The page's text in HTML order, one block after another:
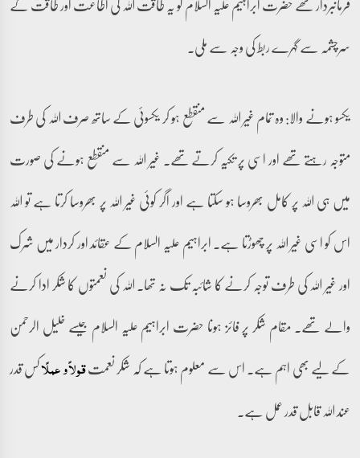
سرچشمہ سے گہرے ربط کی وجہ سے ملی۔
یکسو ہونے والا: وہ تمام غیر اللہ سے منقطع ہو کر یکسوئی کے ساتھ صرف اللہ کی طرف
متوجہ رہتے تھے اور اسی پر تکیہ کرتے تھے۔ غیر اللہ سے منقطع ہونے کی صورت
میں ہی اللہ پر کامل بھروسا ہو سکتا ہے اور اگر کوئی غیر اللہ پر بھروسا کرتا ہے تو اللہ
اس کو اسی غیر اللہ پر چھوڑتا ہے۔ ابراہیم علیہ السلام کے عقائد اور کردار میں شرک
اور غیر اللہ کی طرف توجہ کرنے کا شائبہ تک نہ تھا۔ اللہ کی نعمتوں کا شکر ادا کرنے
والے تھے۔ مقام شکر پر فائز ہونا حضرت ابراہیم علیہ السلام جیسے خلیل الرحمن
کے لیے بھی اہم ہے۔ اس سے معلوم ہوتا ہے کہ شکر نعمتقولاً و عملًاکس قدر
عند اللہ قابل قدر عمل ہے۔